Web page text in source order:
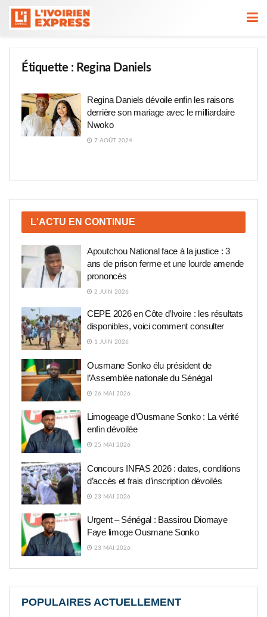
Étiquette : Regina Daniels
Regina Daniels dévoile enfin les raisons
derrière son mariage avec le milliardaire
Nwoko
7 AOÛT 2024
L'ACTU EN CONTINUE
Apoutchou National face à la justice : 3
ans de prison ferme et une lourde amende
prononcés
2 JUIN 2026
CEPE 2026 en Côte d’Ivoire : les résultats
disponibles, voici comment consulter
1 JUIN 2026
Ousmane Sonko élu président de
l’Assemblée nationale du Sénégal
26 MAI 2026
Limogeage d’Ousmane Sonko : La vérité
enfin dévoilée
25 MAI 2026
Concours INFAS 2026 : dates, conditions
d’accès et frais d’inscription dévoilés
23 MAI 2026
Urgent – Sénégal : Bassirou Diomaye
Faye limoge Ousmane Sonko
23 MAI 2026
POPULAIRES ACTUELLEMENT